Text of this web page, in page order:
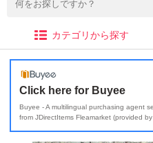
カテゴリから探す
Click here for Buyee
Buyee - A multilingual purchasing agent
from JDirectItems Fleamarket (provided